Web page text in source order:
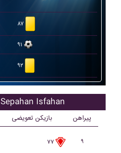
۸۷
۹۱
۹۲
بازیکنان اصلی Sepahan Isfahan
بازیکن تعویضی پیراهن
۷۷
۹